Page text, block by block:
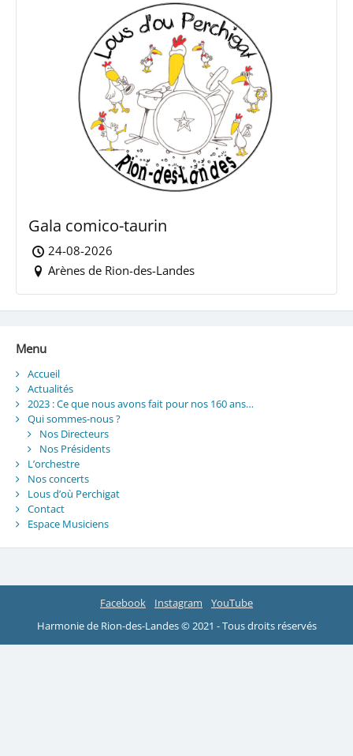
Gala comico-taurin
24-08-2026
Arènes de Rion-des-Landes
Menu
Accueil
Actualités
2023 : Ce que nous avons fait pour nos 160 ans…
Qui sommes-nous ?
Nos Directeurs
Nos Présidents
L’orchestre
Nos concerts
Lous d’où Perchigat
Contact
Espace Musiciens
Facebook Instagram
YouTube
Harmonie de Rion-des-Landes © 2021 - Tous droits réservés